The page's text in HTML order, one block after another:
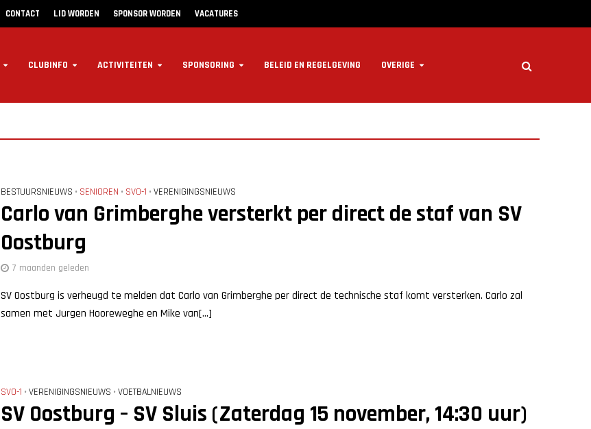
CONTACT LID WORDEN SPONSOR WORDEN VACATURES
CLUBINFO ACTIVITEITEN SPONSORING BELEID EN REGELGEVING OVERIGE
BESTUURSNIEUWS • SENIOREN • SVO-1 • VERENIGINGSNIEUWS
Carlo van Grimberghe versterkt per direct de staf van SV
Oostburg
7 maanden geleden
SV Oostburg is verheugd te melden dat Carlo van Grimberghe per direct de technische staf komt versterken. Carlo zal
samen met Jurgen Hooreweghe en Mike van[...]
SVO-1 • VERENIGINGSNIEUWS • VOETBALNIEUWS
SV Oostburg – SV Sluis (Zaterdag 15 november, 14:30 uur)